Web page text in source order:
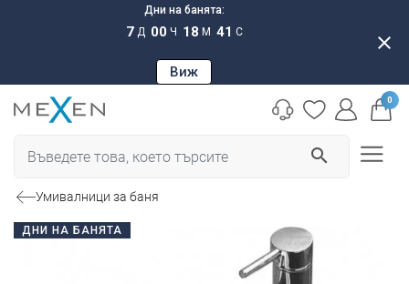
Дни на банята:
7 Д 00 Ч 18 М 40 С
Виж
close
search
0
Умивалници за баня
ДНИ НА БАНЯТА